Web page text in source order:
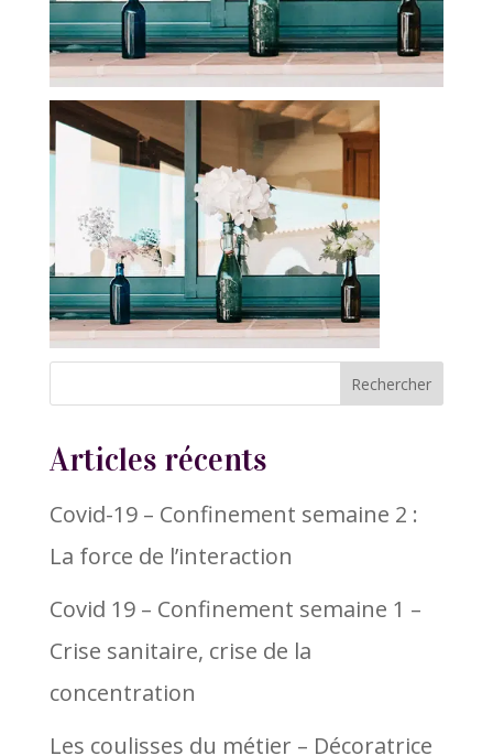
Articles récents
Covid-19 – Confinement semaine 2 :
La force de l’interaction
Covid 19 – Confinement semaine 1 –
Crise sanitaire, crise de la
concentration
Les coulisses du métier – Décoratrice